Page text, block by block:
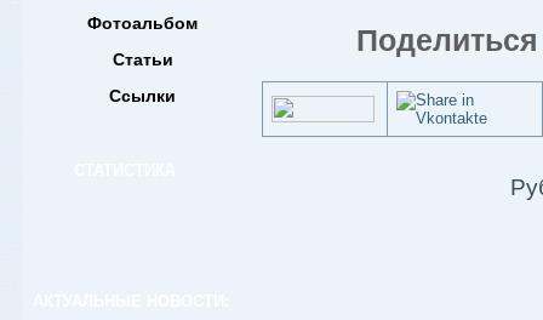
Фотоальбом
Статьи
Ссылки